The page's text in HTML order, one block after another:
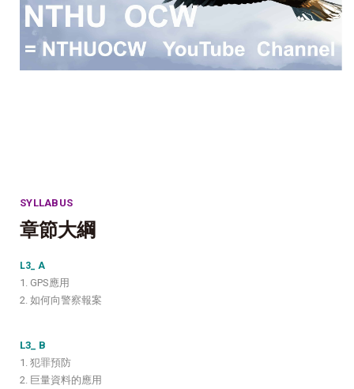
SYLLABUS
章節大綱
L3_ A
1. GPS應用
2. 如何向警察報案
L3_ B
1. 犯罪預防
2. 巨量資料的應用